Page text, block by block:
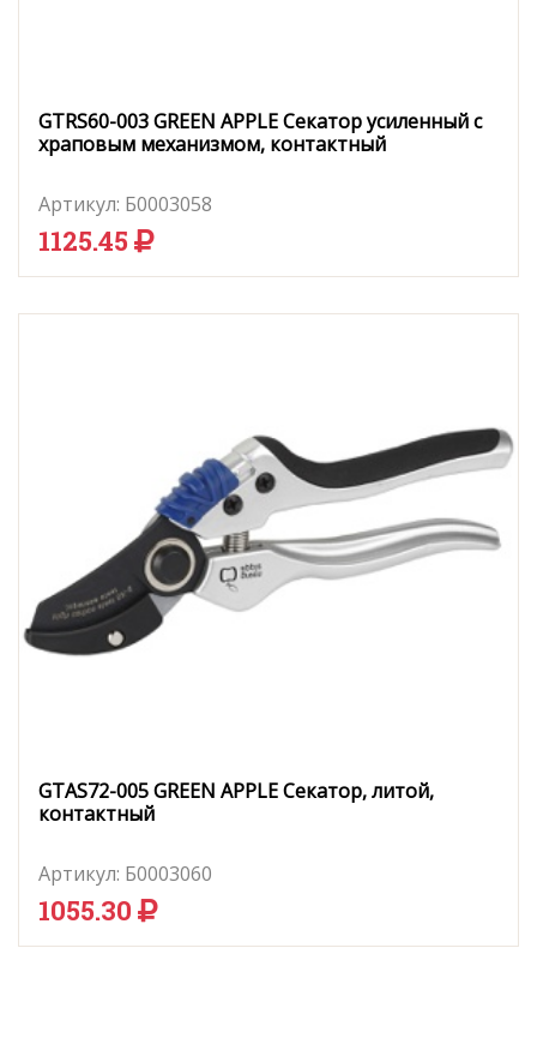
GTRS60-003 GREEN APPLE Секатор усиленный c
храповым механизмом, контактный
Артикул: Б0003058
1125.45
GTAS72-005 GREEN APPLE Секатор, литой,
контактный
Артикул: Б0003060
1055.30